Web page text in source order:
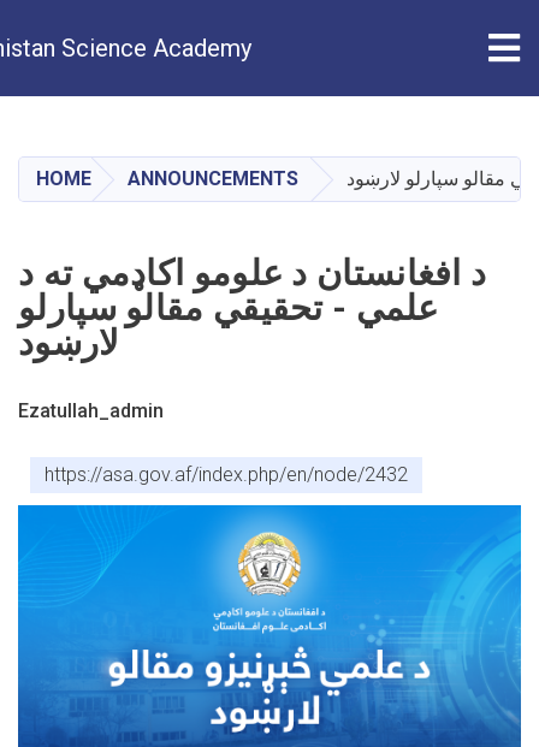
main
content
Science Academy
HOME ANNOUNCEMENTS مقالو سپارلو لارښود
د افغانستان د علومو اکاډمي ته د
علمي - تحقیقي مقالو سپارلو
لارښود
Ezatullah_admin
https://asa.gov.af/index.php/en/node/2432